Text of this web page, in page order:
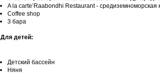
A la carte’Raabondhi Restaurant - средиземноморская
Сoffee shop
3 бара
Для детей:
Детский бассейн
Няня